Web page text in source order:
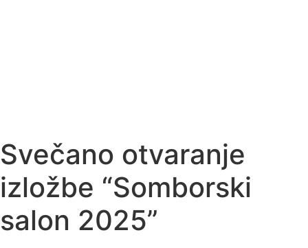
Svečano otvaranje
izložbe “Somborski
salon 2025”